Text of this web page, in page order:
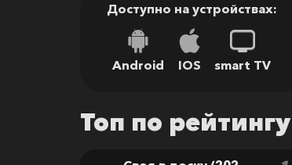
Доступно на устройствах:
Android IOS smart TV
Топ по рейтингу